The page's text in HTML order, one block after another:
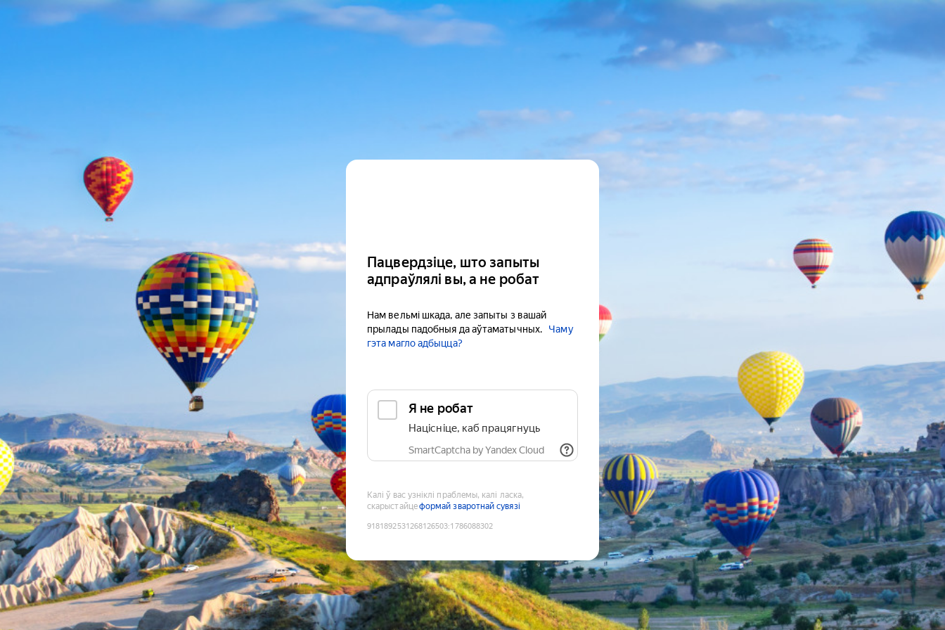
Пацвердзіце, што запыты
адпраўлялі вы, а не робат
Нам вельмі шкада, але запыты з вашай
прылады падобныя да аўтаматычных.
Чаму
гэта магло адбыцца?
Я не робат
Націсніце, каб працягнуць
SmartCaptcha by Yandex Cloud
Калі ў вас узніклі праблемы, калі ласка,
скарыстайцеформай зваротнай сувязі
9181892531268126503:1786088302